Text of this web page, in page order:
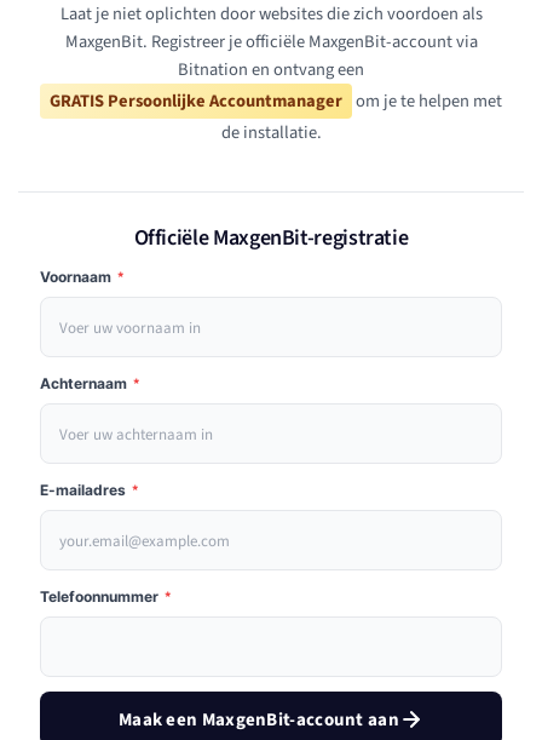
Laat je niet oplichten door websites die zich voordoen als
MaxgenBit. Registreer je officiële MaxgenBit-account via
Bitnation en ontvang een
GRATIS Persoonlijke Accountmanager om je te helpen met
de installatie.
Officiële MaxgenBit-registratie
Voornaam *
Achternaam *
E-mailadres *
Telefoonnummer *
Maak een MaxgenBit-account aan